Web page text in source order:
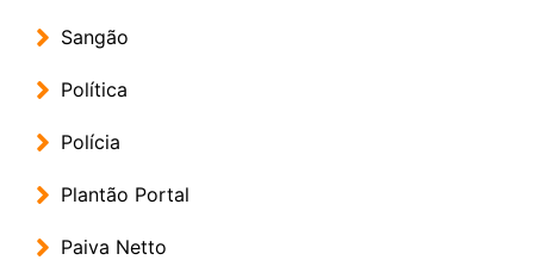
Sangão
Política
Polícia
Plantão Portal
Paiva Netto